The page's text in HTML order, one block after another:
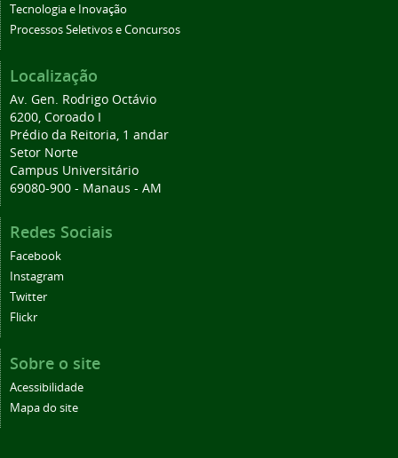
Tecnologia e Inovação
Processos Seletivos e Concursos
Localização
Av. Gen. Rodrigo Octávio
6200, Coroado I
Prédio da Reitoria, 1 andar
Setor Norte
Campus Universitário
69080-900 - Manaus - AM
Redes Sociais
Facebook
Instagram
Twitter
Flickr
Sobre o site
Acessibilidade
Mapa do site